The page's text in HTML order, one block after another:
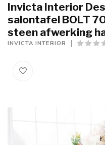
Invicta Interior
salontafel BOLT
steen afwerking
INVICTA INTERIOR